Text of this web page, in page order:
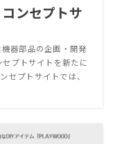
ンセプトサ
器部品の企画・開発
プトサイトを新たに
セプトサイトでは、